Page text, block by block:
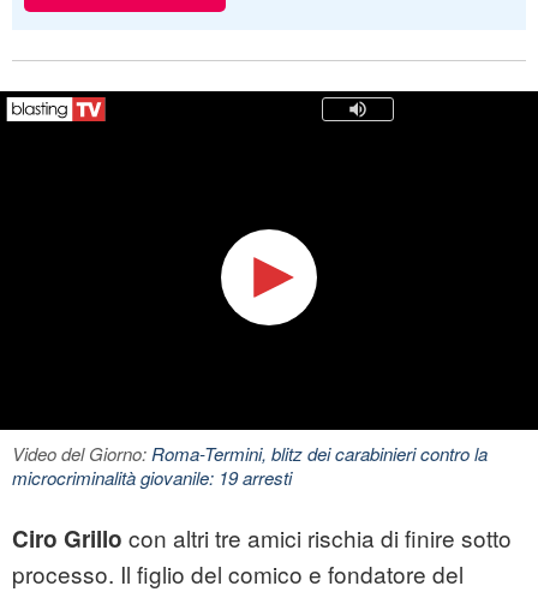
Video del Giorno:Roma-Termini, blitz dei carabinieri contro la
microcriminalità giovanile: 19 arresti
Ciro Grillo con altri tre amici rischia di finire sotto
processo. Il figlio del comico e fondatore del